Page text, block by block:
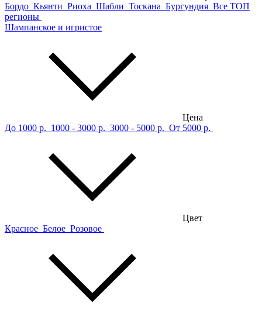
Бордо Кьянти Риоха Шабли Тоскана Бургундия Все ТОП
регионы
Шампанское и игристое
Цена
До 1000 р. 1000 - 3000 р. 3000 - 5000 р. От 5000 р.
Цвет
Красное Белое Розовое